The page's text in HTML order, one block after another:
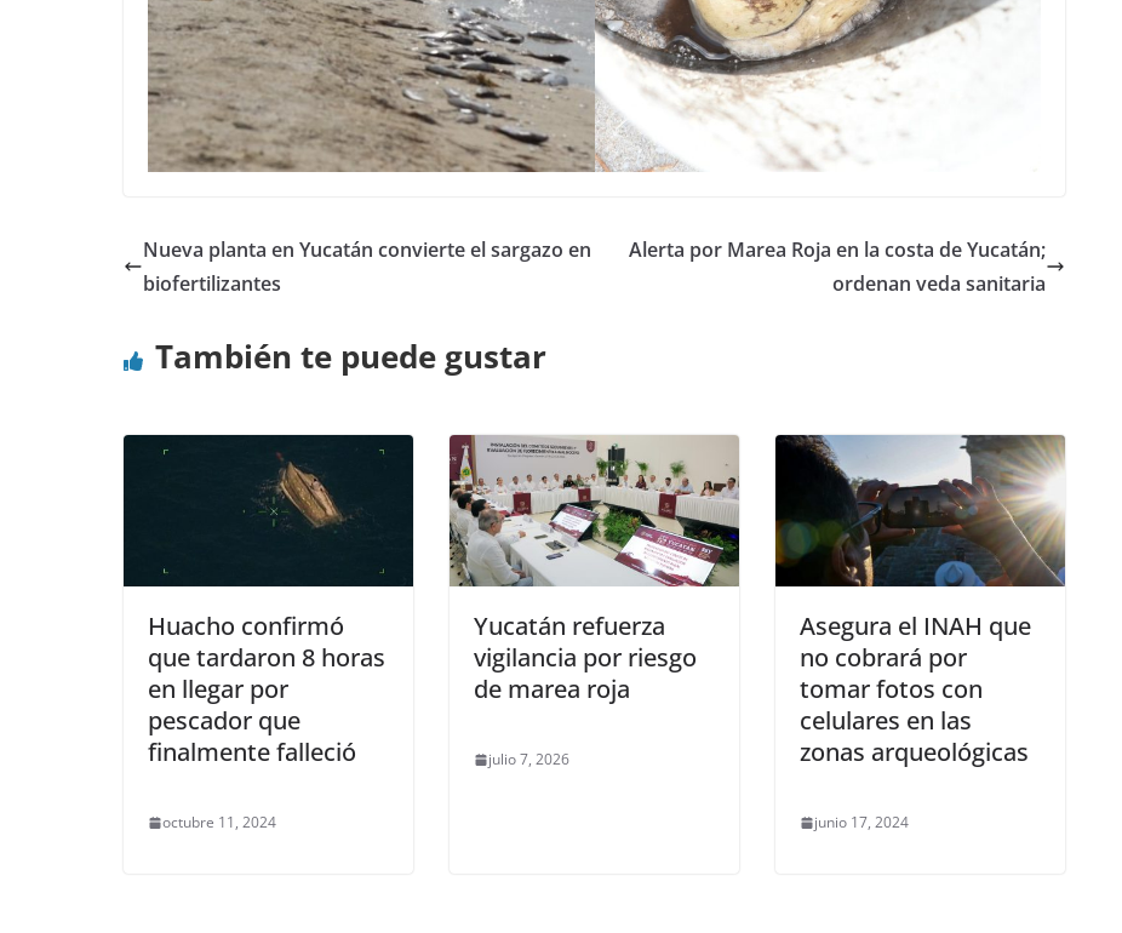
Nueva planta en Yucatán convierte el sargazo en
biofertilizantes
Alerta por Marea Roja en la costa de Yucatán;
ordenan veda sanitaria
También te puede gustar
Huacho confirmó
que tardaron 8 horas
en llegar por
pescador que
finalmente falleció
octubre 11, 2024
Yucatán refuerza
vigilancia por riesgo
de marea roja
julio 7, 2026
Asegura el INAH que
no cobrará por
tomar fotos con
celulares en las
zonas arqueológicas
junio 17, 2024